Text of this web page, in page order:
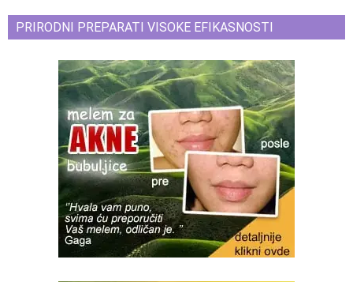
PRIRODNI PREPARATI VISOKE EFIKASNOSTI